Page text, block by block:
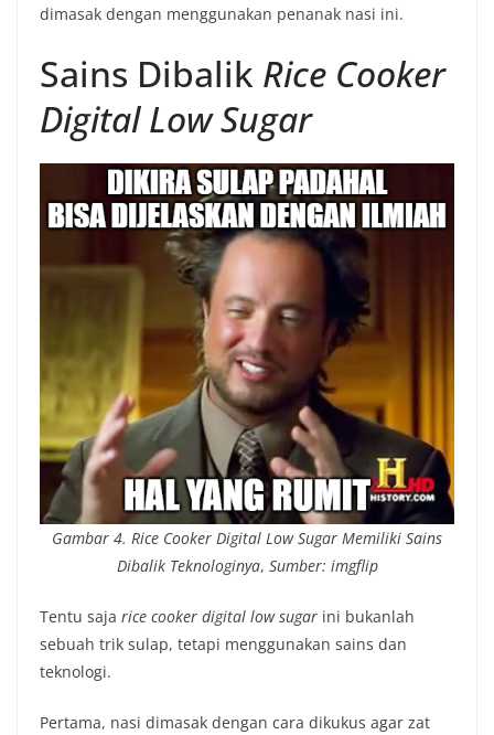
dimasak dengan menggunakan penanak nasi ini.
Sains Dibalik Rice Cooker
Digital Low Sugar
Gambar 4. Rice Cooker Digital Low Sugar Memiliki Sains
Dibalik Teknologinya, Sumber: imgflip
Tentu saja rice cooker digital low sugar ini bukanlah
sebuah trik sulap, tetapi menggunakan sains dan
teknologi.
Pertama, nasi dimasak dengan cara dikukus agar zat